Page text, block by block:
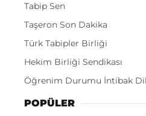
Tabip Sen
Taşeron Son Dakika
Türk Tabipler Birliği
Hekim Birliği Sendikası
Öğrenim Durumu İntibak
POPÜLER